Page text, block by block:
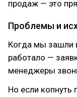
продаж — это
Проблемы и
Когда мы зашли
работало —
менеджеры
Но если копнуть